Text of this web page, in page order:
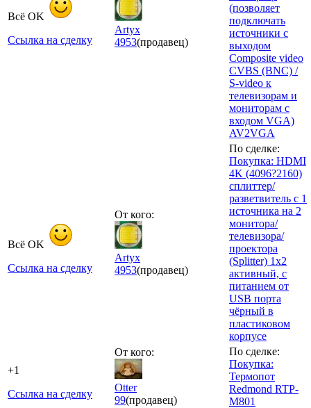
Всё OK
Ссылка на сделку
Artyx
4953(продавец)
(позволяет
подключать
источники с
выходом
Composite video
CVBS (BNC) /
S-video к
телевизорам и
мониторам с
входом VGA)
AV2VGA
Всё OK
Ссылка на сделку
От кого:
Artyx
4953(продавец)
По сделке:
Покупка: HDMI
4K (4096?2160)
сплиттер/
разветвитель с 1
источника на 2
монитора/
телевизора/
проектора
(Splitter) 1x2
активный, с
питанием от
USB порта
чёрный в
пластиковом
корпусе
+1
Ссылка на сделку
От кого:
Otter
99(продавец)
По сделке:
Покупка:
Термопот
Redmond RTP-
M801